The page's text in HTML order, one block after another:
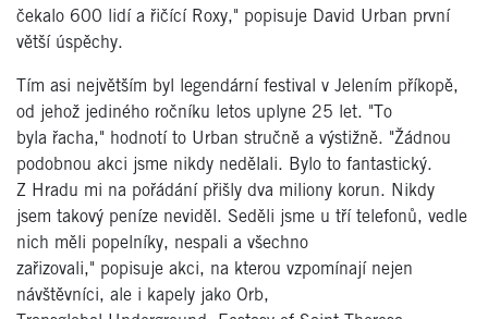
čekalo 600 lidí a řičící Roxy," popisuje David Urban první
větší úspěchy.
Tím asi největším byl legendární festival v Jelením příkopě,
od jehož jediného ročníku letos uplyne 25 let. "To
byla řacha," hodnotí to Urban stručně a výstižně. "Žádnou
podobnou akci jsme nikdy nedělali. Bylo to fantastický.
Z Hradu mi na pořádání přišly dva miliony korun. Nikdy
jsem takový peníze neviděl. Seděli jsme u tří telefonů, vedle
nich měli popelníky, nespali a všechno
zařizovali," popisuje akci, na kterou vzpomínají nejen
návštěvníci, ale i kapely jako Orb,